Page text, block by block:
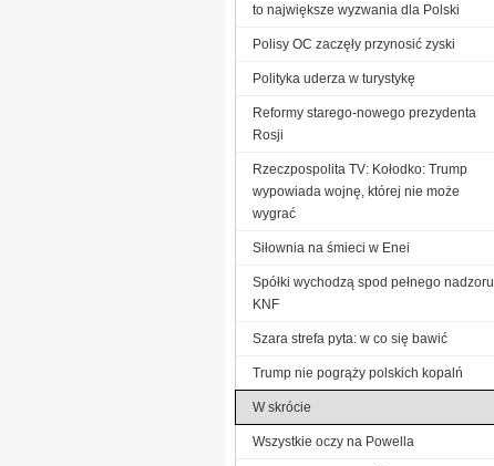
to największe wyzwania dla Polski
Polisy OC zaczęły przynosić zyski
Polityka uderza w turystykę
Reformy starego-nowego prezydenta
Rosji
Rzeczpospolita TV: Kołodko: Trump
wypowiada wojnę, której nie może
wygrać
Siłownia na śmieci w Enei
Spółki wychodzą spod pełnego nadzoru
KNF
Szara strefa pyta: w co się bawić
Trump nie pogrąży polskich kopalń
W skrócie
Wszystkie oczy na Powella